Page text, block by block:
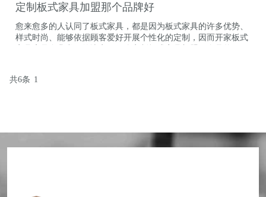
定制板式家具加盟那个品牌好
愈来愈多的人认同了板式家具，都是因为板式家具的许多优势、
样式时尚、能够依据顾客爱好开展个性化的定制，因而开家板式
家具店是个非常好的决定，那么定制板式家具加盟那个品牌好
共6条 1